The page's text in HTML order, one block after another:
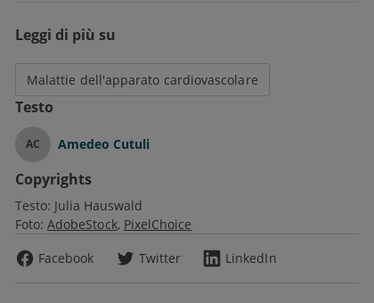
Leggi di più su
Malattie dell'apparato cardiovascolare
Testo
AC Amedeo Cutuli
Copyrights
Testo: Julia Hauswald
Foto: AdobeStock PixelChoice
Facebook
Twitter LinkedIn